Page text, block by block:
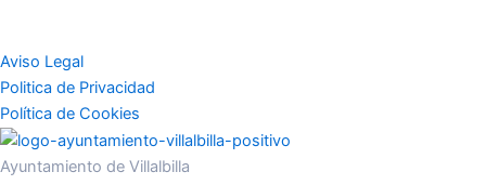
Aviso Legal
Politica de Privacidad
Política de Cookies
Ayuntamiento de Villalbilla